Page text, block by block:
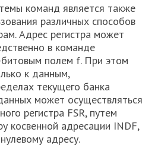
команд является также
различных способов
Адрес регистра может
в команде
полем f. При этом
к данным,
текущего банка
может осуществляться
регистра FSR, путем
косвенной адресации INDF,
адресу.